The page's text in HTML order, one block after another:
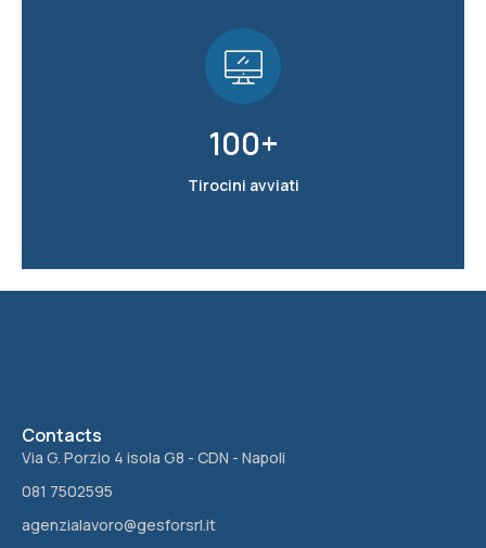
Tirocini avviati
100+
Contacts
Via G. Porzio 4 isola G8 - CDN - Napoli
081 7502595
agenzialavoro@gesforsrl.it